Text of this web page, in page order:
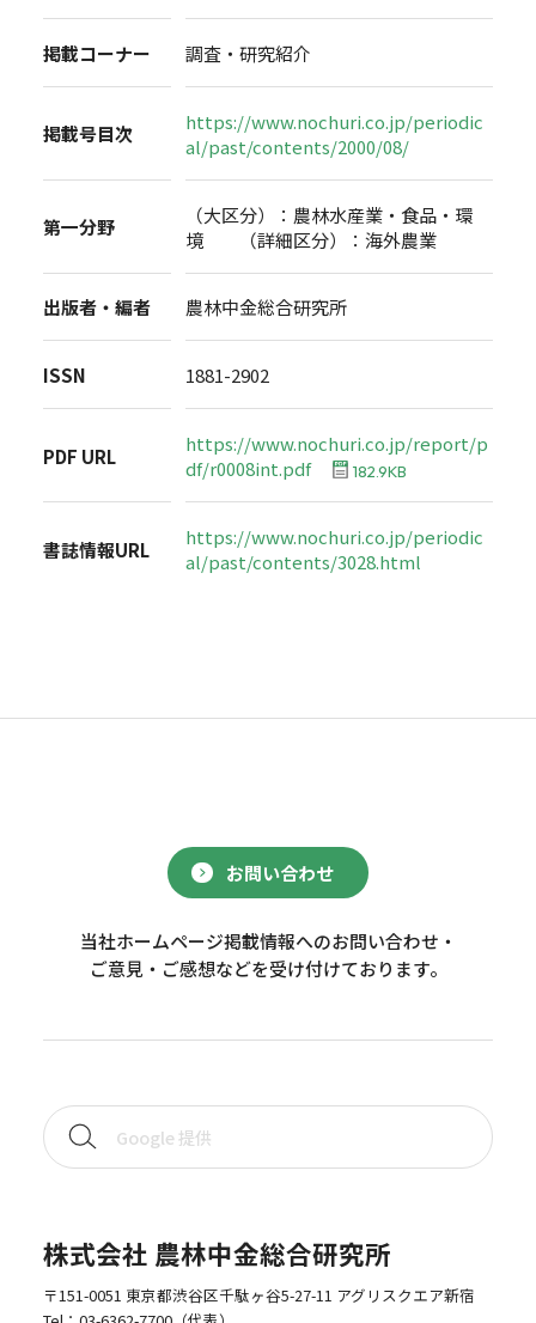
掲載コーナー 調査・研究紹介
掲載号目次
https://www.nochuri.co.jp/periodic
al/past/contents/2000/08/
第一分野
（大区分）：農林水産業・食品・環
境 （詳細区分）：海外農業
出版者・編者 農林中金総合研究所
ISSN 1881-2902
PDF URL
https://www.nochuri.co.jp/report/p
df/r0008int.pdf
182.9KB
書誌情報URL
https://www.nochuri.co.jp/periodic
al/past/contents/3028.html
お問い合わせ
当社ホームページ掲載情報へのお問い合わせ・
ご意見・ご感想などを受け付けております。
株式会社 農林中金総合研究所
〒151-0051 東京都渋谷区千駄ヶ谷5-27-11 アグリスクエア新宿